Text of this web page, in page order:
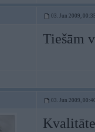
03. Jun 2009,
Tiešām
03. Jun 2009,